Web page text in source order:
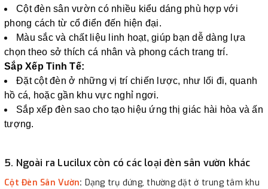
Cột đèn sân vườn có nhiều kiểu dáng phù hợp với
phong cách từ cổ điển đến hiện đại.
Màu sắc và chất liệu linh hoạt, giúp bạn dễ dàng lựa
chọn theo sở thích cá nhân và phong cách trang trí.
Sắp Xếp Tinh Tế:
Đặt cột đèn ở những vị trí chiến lược, như lối đi, quanh
hồ cá, hoặc gần khu vực nghỉ ngơi.
Sắp xếp đèn sao cho tạo hiệu ứng thị giác hài hòa và ấn
tượng.
5. Ngoài ra Lucilux còn có các loại đèn sân vườn khác
Cột Đèn Sân Vườn: Dạng trụ đứng, thường đặt ở trung tâm khu